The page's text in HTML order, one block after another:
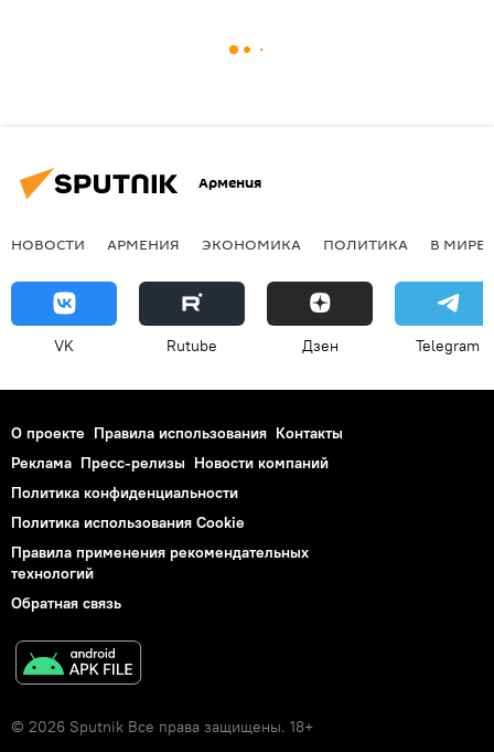
Армения
НОВОСТИ АРМЕНИЯ ЭКОНОМИКА ПОЛИТИКА В МИРЕ
VK Rutube Дзен Telegram
О проекте Правила использования Контакты
Реклама Пресс-релизы Новости компаний
Политика конфиденциальности
Политика использования Cookie
Правила применения рекомендательных
технологий
Обратная связь
© 2026 Sputnik Все права защищены. 18+